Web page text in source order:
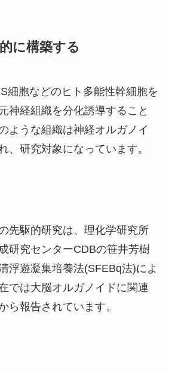
に構築する
細胞などのヒト多能性幹細胞を
神経組織を分化誘導すること
ような組織は神経オルガノイ
、研究対象になっています。
先駆的研究は、理化学研究所
研究センターCDBの笹井芳樹
浮遊凝集培養法(SFEBq法)によ
では大脳オルガノイドに関連
ら報告されています。